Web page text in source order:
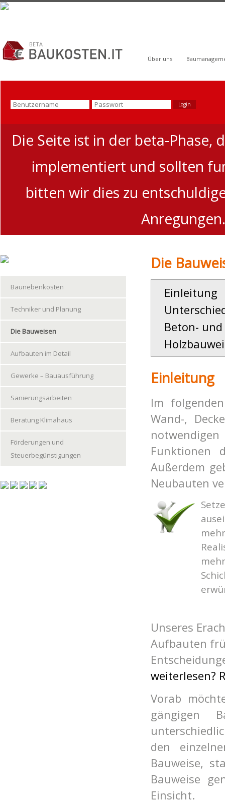
BETA
Über uns
Die Seite ist in der beta-Phase,
implementiert und sollten
bitten wir dies zu
Baunebenkosten
Techniker und Planung
Die Bauweisen
Aufbauten im Detail
Gewerke – Bauausführung
Sanierungsarbeiten
Beratung Klimahaus
Förderungen und
Steuerbegünstigungen
Die
Einleitung
Beton- und
Holz
Einleitung
Im
Wand-,
Funktionen
Außerdem
Neubauten
Unseres
Aufbauten
weiterlesen?
Vorab
gängigen
den
Bauweise,
Bauweise
Einsicht.